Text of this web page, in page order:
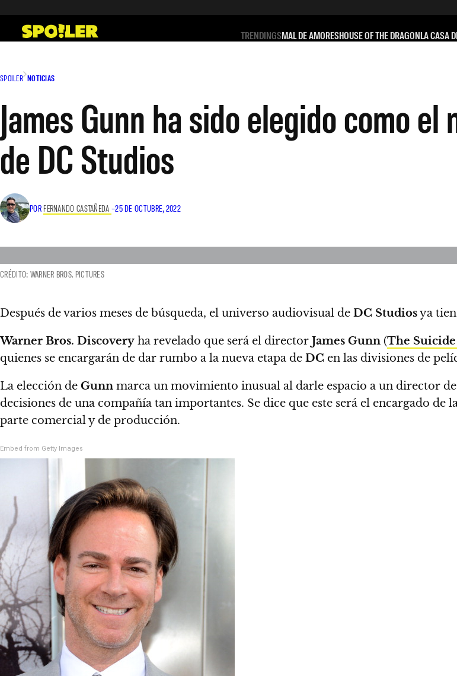
contenido
TRENDINGSMAL DE AMORESHOUSE OF THE DRAGONLA CASA
SPOILER NOTICIAS
James Gunn ha sido elegido como
de DC Studios
POR FERNANDO CASTAÑEDA –25 DE OCTUBRE, 2022
CRÉDITO: WARNER BROS. PICTURES
Después de varios meses de búsqueda, el universo audiovisual de DC Studiosya
Warner Bros. Discovery ha revelado que será el director James Gunn (The Suicide
quienes se encargarán de dar rumbo a la nueva etapa de DC en las divisiones de
La elección de Gunn marca un movimiento inusual al darle espacio a un director
decisiones de una compañía tan importantes. Se dice que este será el encargado de
parte comercial y de producción.
Embed from Getty Images